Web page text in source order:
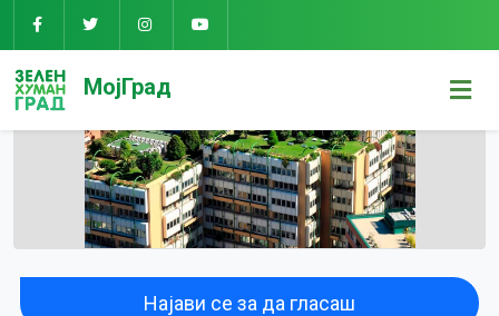
МојГрад
Најави се за да гласаш